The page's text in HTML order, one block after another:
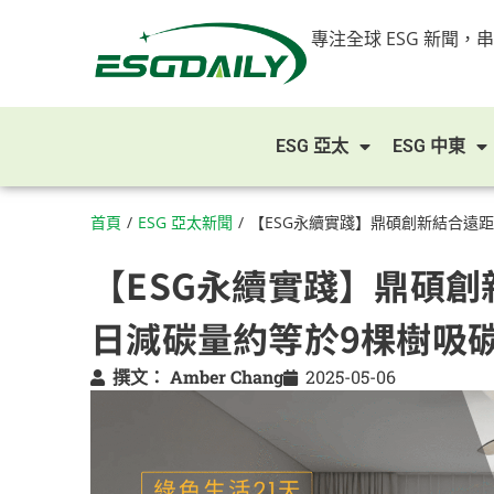
專注全球 ESG 新聞，
ESG 亞太 ESG 中東
首頁 / ESG 亞太新聞 / 【ESG永續實踐】鼎碩創新結合
【ESG永續實踐】鼎碩
日減碳量約等於9棵樹吸
撰文： Amber Chang 2025-05-06